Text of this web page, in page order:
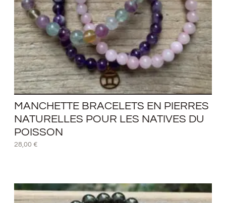
MANCHETTE BRACELETS EN PIERRES
NATURELLES POUR LES NATIVES DU
POISSON
28,00 €
Plage
de